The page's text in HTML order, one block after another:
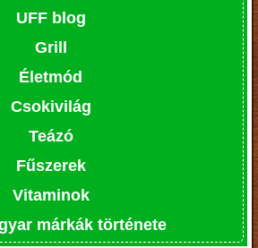
UFF blog
Grill
Életmód
Csokivilág
Teázó
Fűszerek
Vitaminok
márkák története